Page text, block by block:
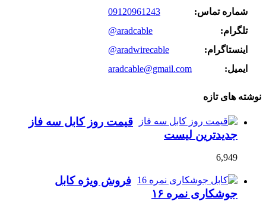
شماره تماس:
09120961243
تلگرام:
@aradcable
اینستاگرام:
@aradwirecable
ایمیل:
aradcable@gmail.com
نوشته های تازه
قیمت روز کابل سه فاز
جدیدترین لیست
6,949
فروش ویژه کابل
جوشکاری نمره ۱۶